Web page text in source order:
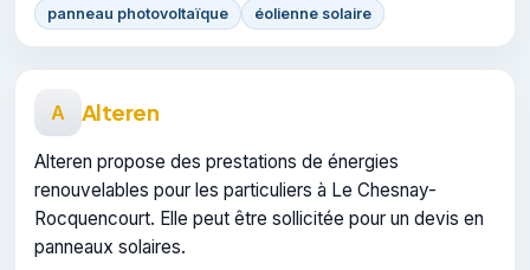
panneau photovoltaïque
éolienne solaire
A Alteren
Alteren propose des prestations de énergies
renouvelables pour les particuliers à Le Chesnay-
Rocquencourt. Elle peut être sollicitée pour un devis en
panneaux solaires.